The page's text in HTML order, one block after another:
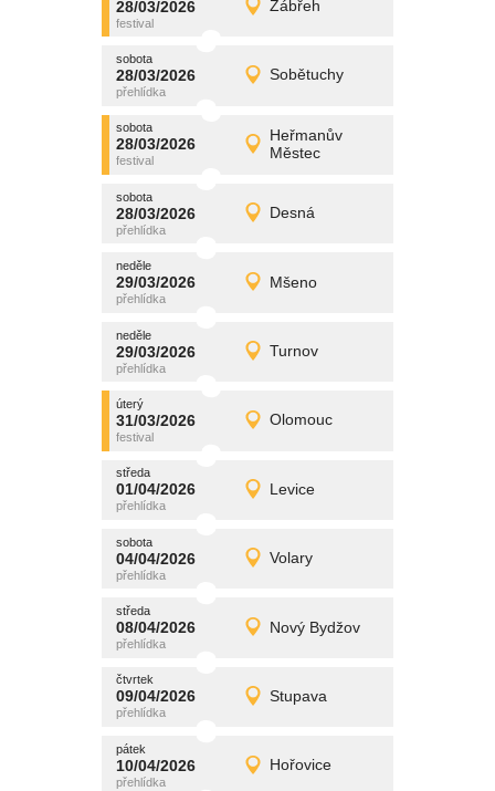
28/03/2026 Zábřeh
sobota
28/03/2026 Detail
sobota
28/03/2026 Sobětuchy
sobota
28/03/2026 Detail
promítání
sobota
28/03/2026
Heřmanův
Městec
sobota
28/03/2026 Detail
promítání
sobota
28/03/2026 Desná
sobota
28/03/2026 Detail
promítání
neděle
29/03/2026 Mšeno
neděle
29/03/2026 Detail
promítání
neděle
29/03/2026 Turnov
neděle
29/03/2026 Detail
promítání
úterý
31/03/2026 Olomouc
úterý
31/03/2026 Detail
promítání
středa
01/04/2026 Levice
středa
01/04/2026 Detail
promítání
sobota
04/04/2026 Volary
sobota
04/04/2026 Detail
promítání
středa
08/04/2026 Nový Bydžov
středa
08/04/2026 Detail
promítání
čtvrtek
09/04/2026 Stupava
čtvrtek
09/04/2026 Detail
promítání
pátek
10/04/2026 Hořovice
pátek
10/04/2026 Detail
promítání